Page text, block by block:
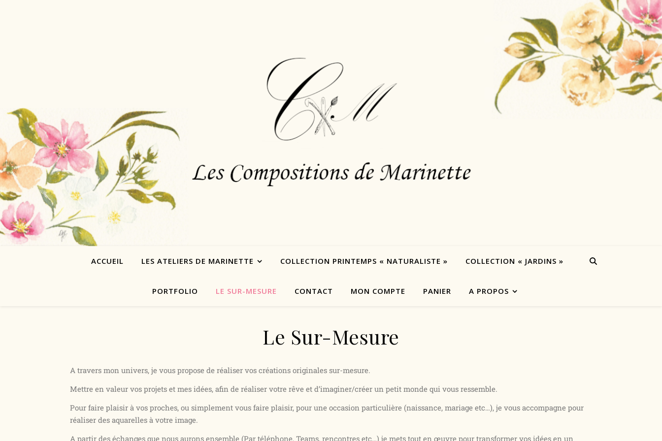
ACCUEIL LES ATELIERS DE MARINETTE COLLECTION PRINTEMPS « NATURALISTE » COLLECTION « JARDINS »
PORTFOLIO LE SUR-MESURE CONTACT MON COMPTE PANIER A PROPOS
Le Sur-Mesure
A travers mon univers, je vous propose de réaliser vos créations originales sur-mesure.
Mettre en valeur vos projets et mes idées, afin de réaliser votre rêve et d’imaginer/créer un petit monde qui vous ressemble.
Pour faire plaisir à vos proches, ou simplement vous faire plaisir, pour une occasion particulière (naissance, mariage etc…), je vous accompagne pour
réaliser des aquarelles à votre image.
A partir des échanges que nous aurons ensemble (Par téléphone, Teams, rencontres etc…) je mets tout en œuvre pour transformer vos idées en un